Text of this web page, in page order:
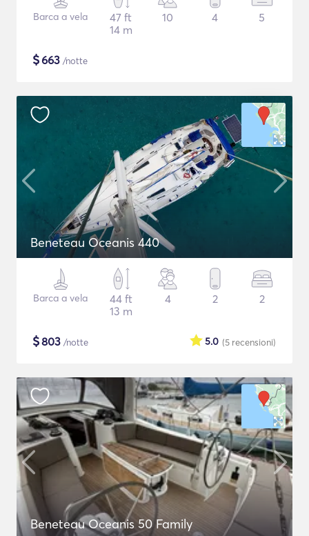
Barca a vela
47 ft
14 m
10 4 5
$663 /notte
Beneteau Oceanis 440
Barca a vela
44 ft
13 m
4 2 2
$803 /notte (5 recensioni)
5.0
Beneteau Oceanis 50 Family